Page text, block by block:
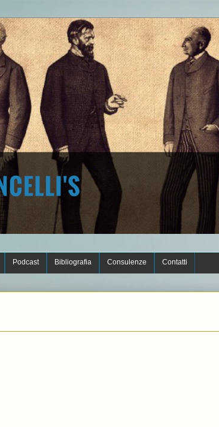
Podcast Bibliografia Consulenze Contatti